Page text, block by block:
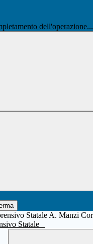
dell'operazione...
Statale